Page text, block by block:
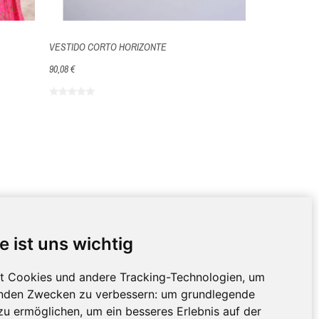
ist uns wichtig
Cookies und andere Tracking-Technologien, um
Zwecken zu verbessern: um grundlegende
ermöglichen, um ein besseres Erlebnis auf der
VESTIDO CORTO HORIZONTE
90,08 €
Hinweise und
KONTAKTDATEN
Pujols, Formentera,Illes
Balears, España